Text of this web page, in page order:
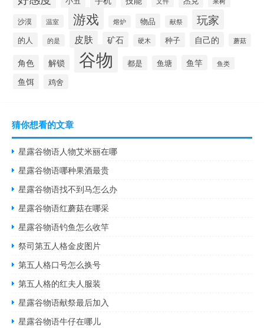
沙漠 温室 游戏 熔炉 物品 献祭 玩家
的人 的是 皮肤 矿石 硬木 种子 自己的 蘑菇
角色 解锁 谷物 都是 鱼塘 鱼竿 鱼类
鱼饵 鸡舍
猜你想看的文章
星露谷物语人物艾米丽在哪
星露谷物语哪种果酒最贵
星露谷物语找不到马怎么办
星露谷物语红蘑菇在哪采
星露谷物语钓鱼怎么收竿
祭司第五人格金皮图片
第五人格口号怎么换号
第五人格的红夫人服装
星露谷物语献祭最后加入
星露谷物语牛仔在哪儿